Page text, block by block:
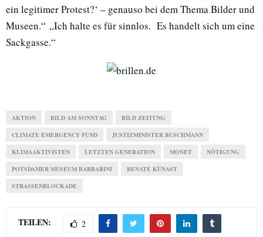
ein legitimer Protest?‘ – genauso bei dem Thema Bilder und
Museen.“ „Ich halte es für sinnlos. Es handelt sich um eine
Sackgasse.“
AKTION BILD AM SONNTAG BILD ZEITUNG
CLIMATE EMERGENCY FUND JUSTIZMINISTER BUSCHMANN
KLIMAAKTIVISTEN LETZTEN GENERATION MONET NÖTIGUNG
POTSDAMER MUSEUM BARBARINI RENATE KÜNAST
STRASSENBLOCKADE
TEILEN: 2